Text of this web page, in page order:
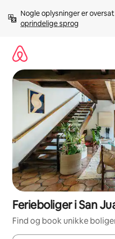
videre
Nogle oplysninger er
oprindelige sprog
Ferieboliger i San
Find og book unikke